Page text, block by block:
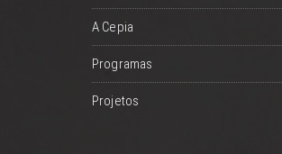
A Cepia
Programas
Projetos